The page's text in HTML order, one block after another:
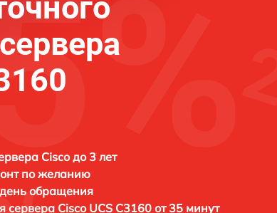
Cisco до 3 лет
по желанию
обращения
сервера Cisco UCS C3160 от 35 минут